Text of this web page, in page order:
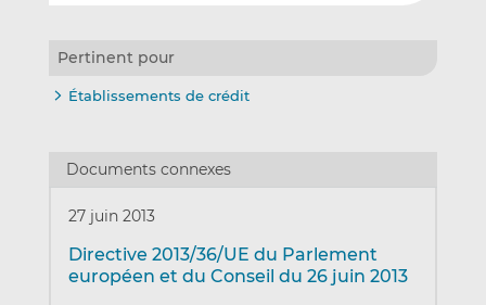
Pertinent pour
Établissements de crédit
Documents connexes
27 juin 2013
Directive 2013/36/UE du Parlement
européen et du Conseil du 26 juin 2013